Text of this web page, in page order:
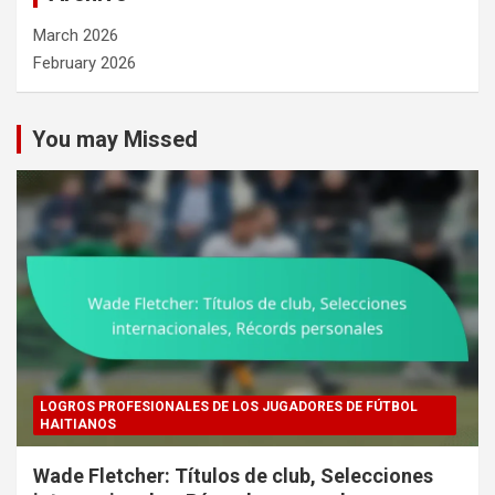
March 2026
February 2026
You may Missed
LOGROS PROFESIONALES DE LOS JUGADORES DE FÚTBOL
HAITIANOS
Wade Fletcher: Títulos de club, Selecciones